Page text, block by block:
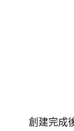
創建完成